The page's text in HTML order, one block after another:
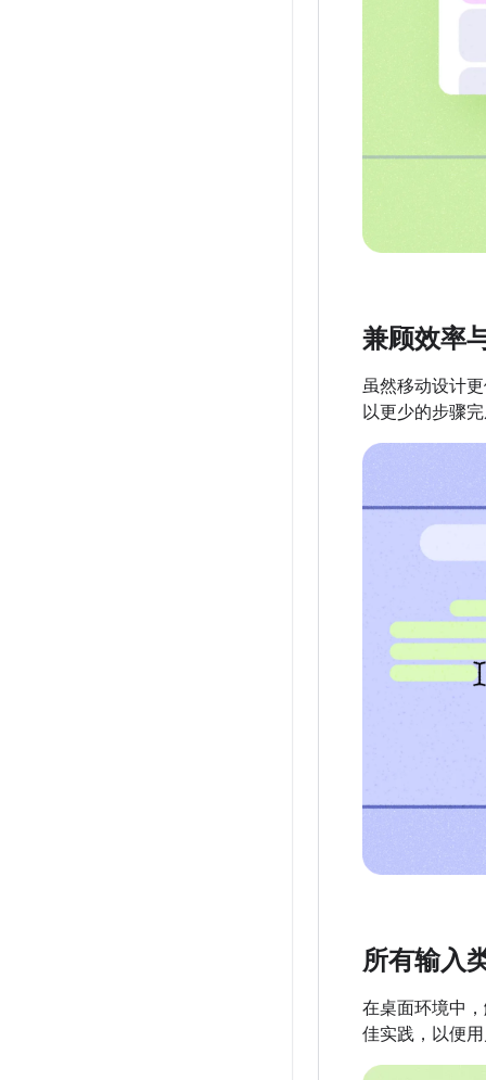
兼顾效率
虽然移动设计
以更少的步骤
所有输入
在桌面环境中
佳实践，以便